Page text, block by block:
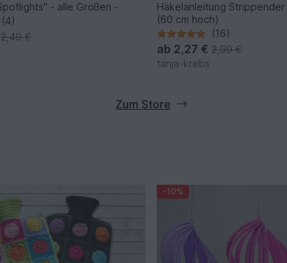
Häkeltop "Spotlights" - alle Größen -
(4)
2,49 €
Häkelanleitung Strippender
(60 cm hoch)
(16)
ab 2,27 € 2,99 €
tanja-krebs
Zum Store
-10%